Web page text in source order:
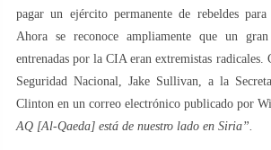
pagar un ejército permanente de rebeldes
Ahora se reconoce ampliamente que un
entrenadas por la CIA eran extremistas radicales.
Seguridad Nacional, Jake Sullivan, a la
Clinton en un correo electrónico publicado por
AQ [Al-Qaeda] está de nuestro lado en Siria”.